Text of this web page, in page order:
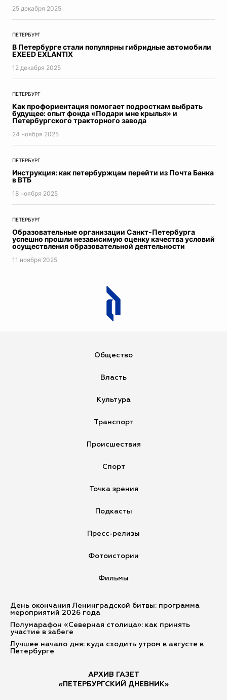
25 декабря 2025
ПЕТЕРБУРГ
В Петербурге стали популярны гибридные автомобили
EXEED EXLANTIX
12 декабря 2025
ПЕТЕРБУРГ
Как профориентация помогает подросткам выбрать
будущее: опыт фонда «Подари мне крылья» и
Петербургского тракторного завода
24 ноября 2025
ПЕТЕРБУРГ
Инструкция: как петербуржцам перейти из Почта Банка
в ВТБ
18 ноября 2025
ПЕТЕРБУРГ
Образовательные организации Санкт-Петербурга
успешно прошли независимую оценку качества условий
осуществления образовательной деятельности
11 ноября 2025
Загрузка...
Общество
Власть
Культура
Транспорт
Происшествия
Спорт
Точка зрения
Подкасты
Пресс-релизы
Фотоистории
Фильмы
День окончания Ленинградской битвы: программа
мероприятий 2026 года
Полумарафон «Северная столица»: как принять
участие в забеге
Лучшее начало дня: куда сходить утром в августе в
Петербурге
АРХИВ ГАЗЕТ
«ПЕТЕРБУРГСКИЙ ДНЕВНИК»